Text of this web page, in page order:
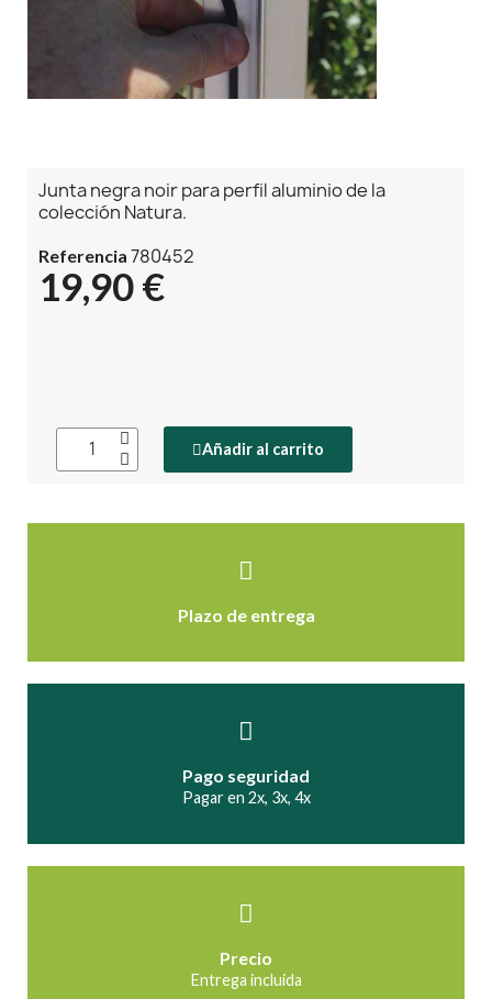
Junta negra noir para perfil aluminio de la
colección Natura.
Referencia 780452
19,90 €
Añadir al carrito
Plazo de entrega
Pago seguridad
Pagar en 2x, 3x, 4x
Precio
Entrega incluida